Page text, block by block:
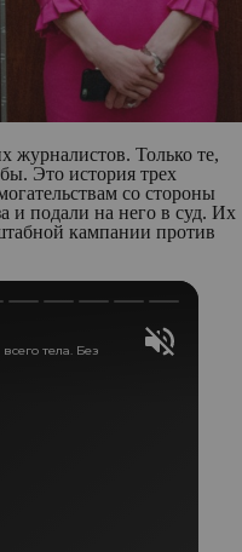
журналистов. Только те,
Это история трех
со стороны
и подали на него в суд. Их
кампании против